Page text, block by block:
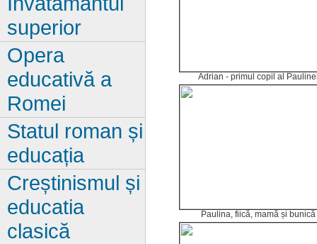
Adrian - primul copil al
Paulina, fiică, mamă și bunică
superior
Opera
educativă a
Romei
Statul roman și
educația
Creștinismul și
educatia
clasică